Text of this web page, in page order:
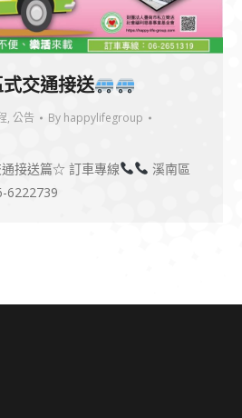
式交通接送
, 公告 By happylifegroup
接送篇☆ 訂車專線
溪南區
6222739